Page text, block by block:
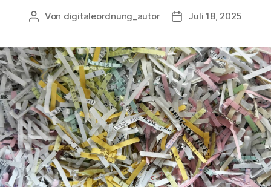
Beitragsautor
Von digitaleordnung_autor Juli 18, 2025